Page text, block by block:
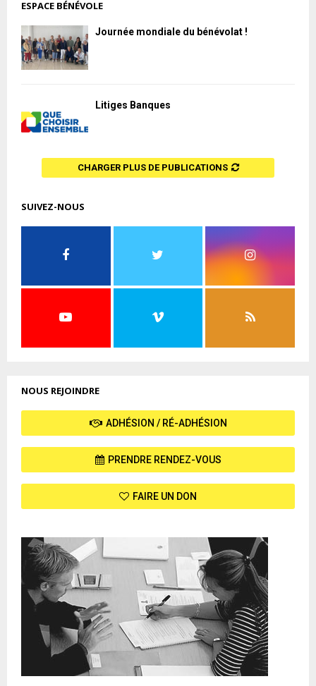
ESPACE BÉNÉVOLE
Journée mondiale du bénévolat !
Litiges Banques
CHARGER PLUS DE PUBLICATIONS
SUIVEZ-NOUS
NOUS REJOINDRE
ADHÉSION / RÉ-ADHÉSION
PRENDRE RENDEZ-VOUS
FAIRE UN DON